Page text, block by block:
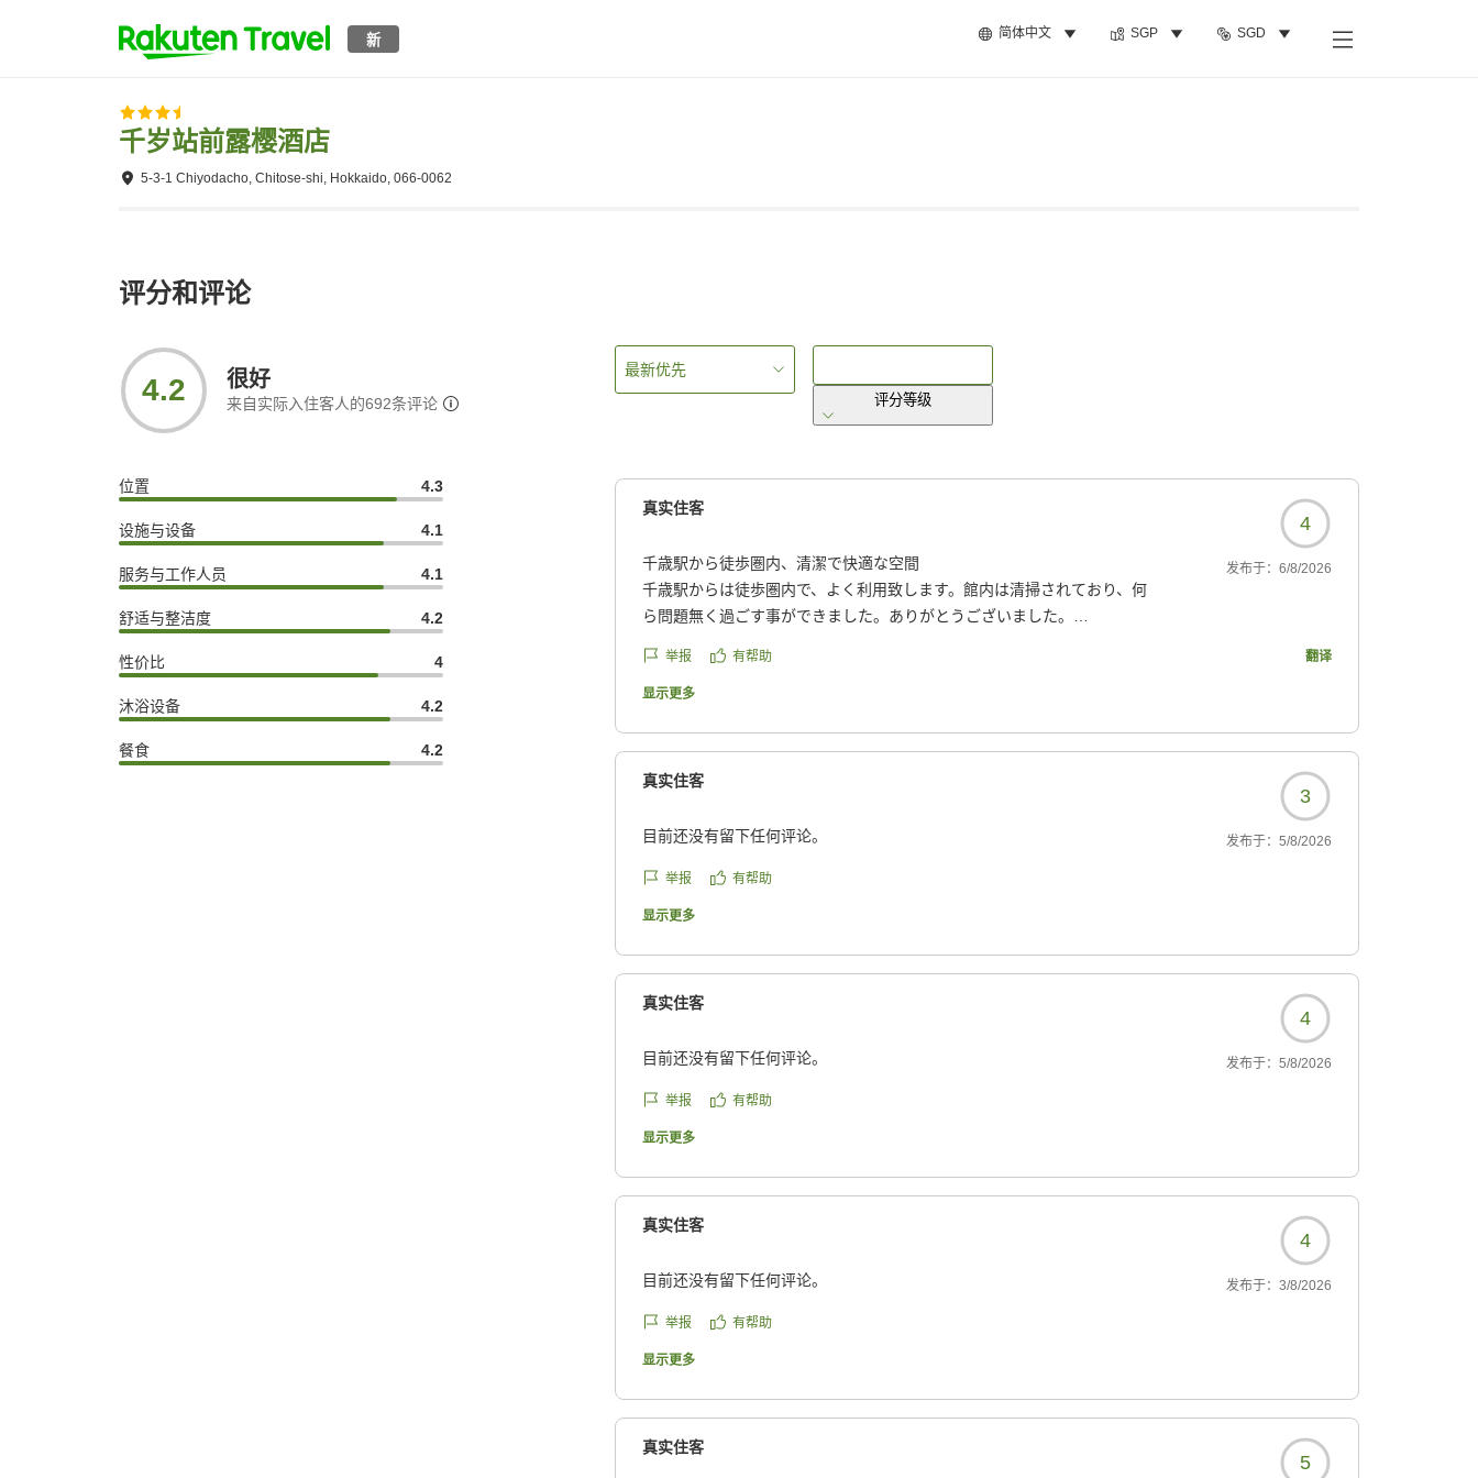
新 简体中文 SGP SGD
千岁站前露樱酒店
5-3-1 Chiyodacho, Chitose-shi, Hokkaido, 066-0062
评分和评论
4.2 很好
来自实际入住客人的692条评论
位置 4.3
设施与设备 4.1
服务与工作人员 4.1
舒适与整洁度 4.2
性价比 4
沐浴设备 4.2
餐食 4.2
最新优先
评分等级
真实住客
4
千歳駅から徒歩圏内、清潔で快適な空間
千歳駅からは徒歩圏内で、よく利用致します。館内は清掃されており、何
ら問題無く過ごす事ができました。ありがとうございました。
https://review.travel.rakuten.co.jp/hotel/voice/72874?
reviewId=33123478486388
发布于： 6/8/2026
举报 有帮助 翻译
显示更多
真实住客
3
目前还没有留下任何评论。 发布于： 5/8/2026
举报 有帮助
显示更多
真实住客
4
目前还没有留下任何评论。 发布于： 5/8/2026
举报 有帮助
显示更多
真实住客
4
目前还没有留下任何评论。 发布于： 3/8/2026
举报 有帮助
显示更多
真实住客
5